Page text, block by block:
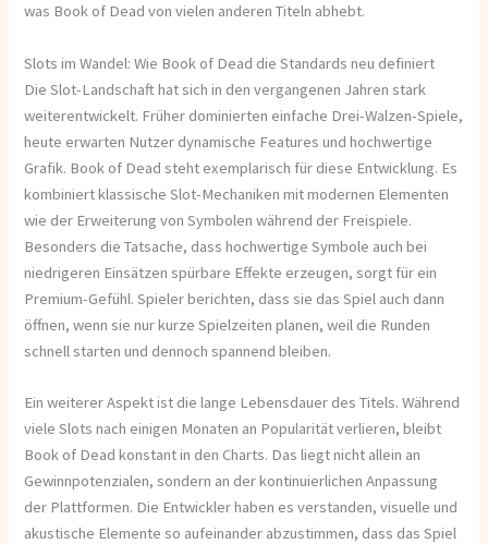
was Book of Dead von vielen anderen Titeln abhebt.
Slots im Wandel: Wie Book of Dead die Standards neu definiert
Die Slot-Landschaft hat sich in den vergangenen Jahren stark
weiterentwickelt. Früher dominierten einfache Drei-Walzen-Spiele,
heute erwarten Nutzer dynamische Features und hochwertige
Grafik. Book of Dead steht exemplarisch für diese Entwicklung. Es
kombiniert klassische Slot-Mechaniken mit modernen Elementen
wie der Erweiterung von Symbolen während der Freispiele.
Besonders die Tatsache, dass hochwertige Symbole auch bei
niedrigeren Einsätzen spürbare Effekte erzeugen, sorgt für ein
Premium-Gefühl. Spieler berichten, dass sie das Spiel auch dann
öffnen, wenn sie nur kurze Spielzeiten planen, weil die Runden
schnell starten und dennoch spannend bleiben.
Ein weiterer Aspekt ist die lange Lebensdauer des Titels. Während
viele Slots nach einigen Monaten an Popularität verlieren, bleibt
Book of Dead konstant in den Charts. Das liegt nicht allein an
Gewinnpotenzialen, sondern an der kontinuierlichen Anpassung
der Plattformen. Die Entwickler haben es verstanden, visuelle und
akustische Elemente so aufeinander abzustimmen, dass das Spiel